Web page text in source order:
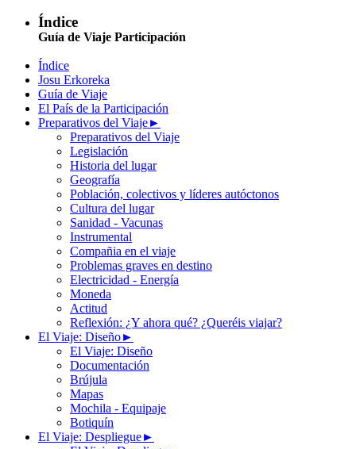
Índice
Guía de Viaje Participación
Índice
Josu Erkoreka
Guía de Viaje
El País de la Participación
Preparativos del Viaje►
Preparativos del Viaje
Legislación
Historia del lugar
Geografía
Población, colectivos y líderes autóctonos
Cultura del lugar
Sanidad - Vacunas
Instrumental
Compañia en el viaje
Problemas graves en destino
Electricidad - Energía
Moneda
Actitud
Reflexión: ¿Y ahora qué? ¿Queréis viajar?
El Viaje: Diseño►
El Viaje: Diseño
Documentación
Brújula
Mapas
Mochila - Equipaje
Botiquín
El Viaje: Despliegue►